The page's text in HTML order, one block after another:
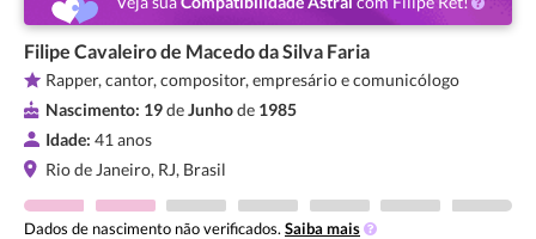
Filipe Cavaleiro de Macedo da Silva Faria
Rapper, cantor, compositor, empresário e comunicólogo
Nascimento: 19deJunhode 1985
Idade: 41 anos
Rio de Janeiro, RJ, Brasil
Dados de nascimento não verificados. Saiba mais